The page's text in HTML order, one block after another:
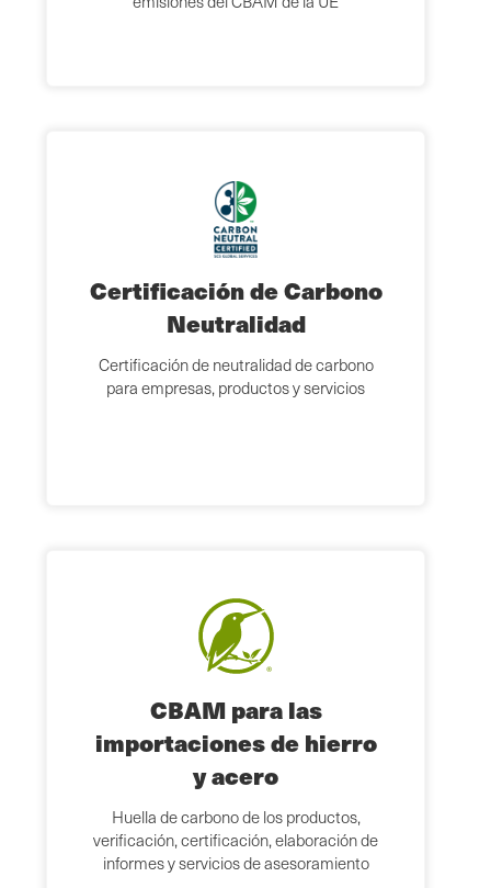
Certificación de Carbono
Neutralidad
Certificación de neutralidad de carbono
para empresas, productos y servicios
CBAM para las
importaciones de hierro
y acero
Huella de carbono de los productos,
verificación, certificación, elaboración de
informes y servicios de asesoramiento